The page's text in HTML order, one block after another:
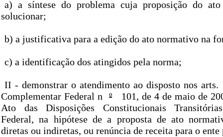
a) a síntese do problema cuja proposição do
solucionar;
b) a justificativa para a edição do ato normativo na
c) a identificação dos atingidos pela norma;
II - demonstrar o atendimento ao disposto nos
Complementar Federal n
º
101, de 4 de maio de
Ato das Disposições Constitucionais
Federal, na hipótese de a proposta de ato
diretas ou indiretas, ou renúncia de receita para o